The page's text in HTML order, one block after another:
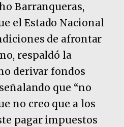
Barranqueras,
el Estado Nacional
de afrontar
respaldó la
derivar fondos
que “no
no creo que a los
pagar impuestos